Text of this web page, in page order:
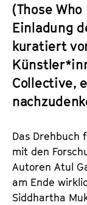
n
s
t
i
t
u
t
.
(Those
Einladung
kuratiert
Collective,
Das Drehbuch
mit den
Autoren Atul
am Ende
Siddhartha